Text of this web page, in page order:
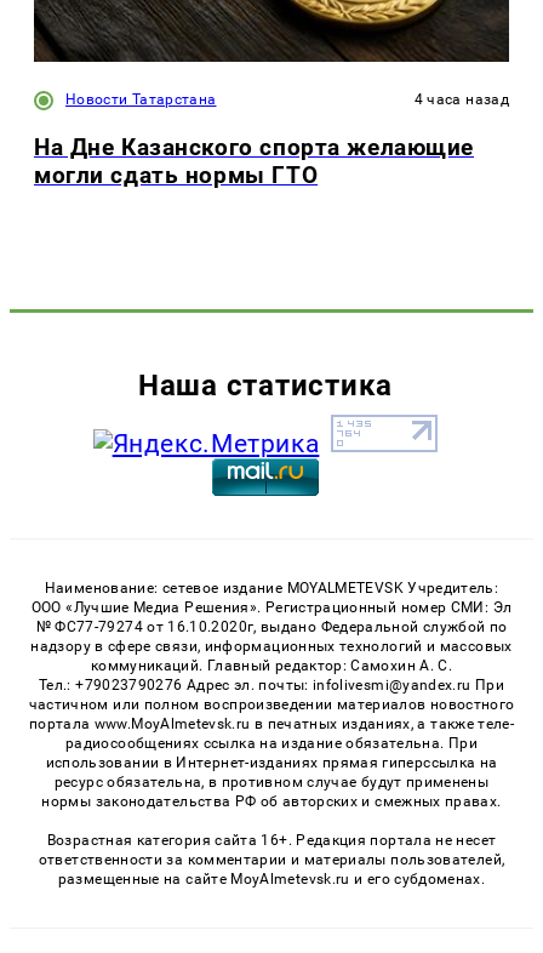
Новости Татарстана 4 часа назад
На Дне Казанского спорта желающие
могли сдать нормы ГТО
Наша статистика
Наименование: сетевое издание MOYALMETEVSK Учредитель:
ООО «Лучшие Медиа Решения». Регистрационный номер СМИ: Эл
№ ФС77-79274 от 16.10.2020г, выдано Федеральной службой по
надзору в сфере связи, информационных технологий и массовых
коммуникаций. Главный редактор: Самохин А. С.
Тел.: +79023790276 Адрес эл. почты: infolivesmi@yandex.ru При
частичном или полном воспроизведении материалов новостного
портала www.MoyAlmetevsk.ru в печатных изданиях, а также теле-
радиосообщениях ссылка на издание обязательна. При
использовании в Интернет-изданиях прямая гиперссылка на
ресурс обязательна, в противном случае будут применены
нормы законодательства РФ об авторских и смежных правах.
Возрастная категория сайта 16+. Редакция портала не несет
ответственности за комментарии и материалы пользователей,
размещенные на сайте MoyAlmetevsk.ru и его субдоменах.